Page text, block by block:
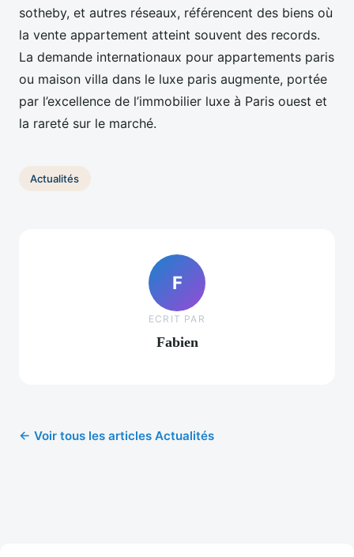
sotheby, et autres réseaux, référencent des biens où
la vente appartement atteint souvent des records.
La demande internationaux pour appartements paris
ou maison villa dans le luxe paris augmente, portée
par l’excellence de l’immobilier luxe à Paris ouest et
la rareté sur le marché.
Actualités
F
ECRIT PAR
Fabien
← Voir tous les articles Actualités